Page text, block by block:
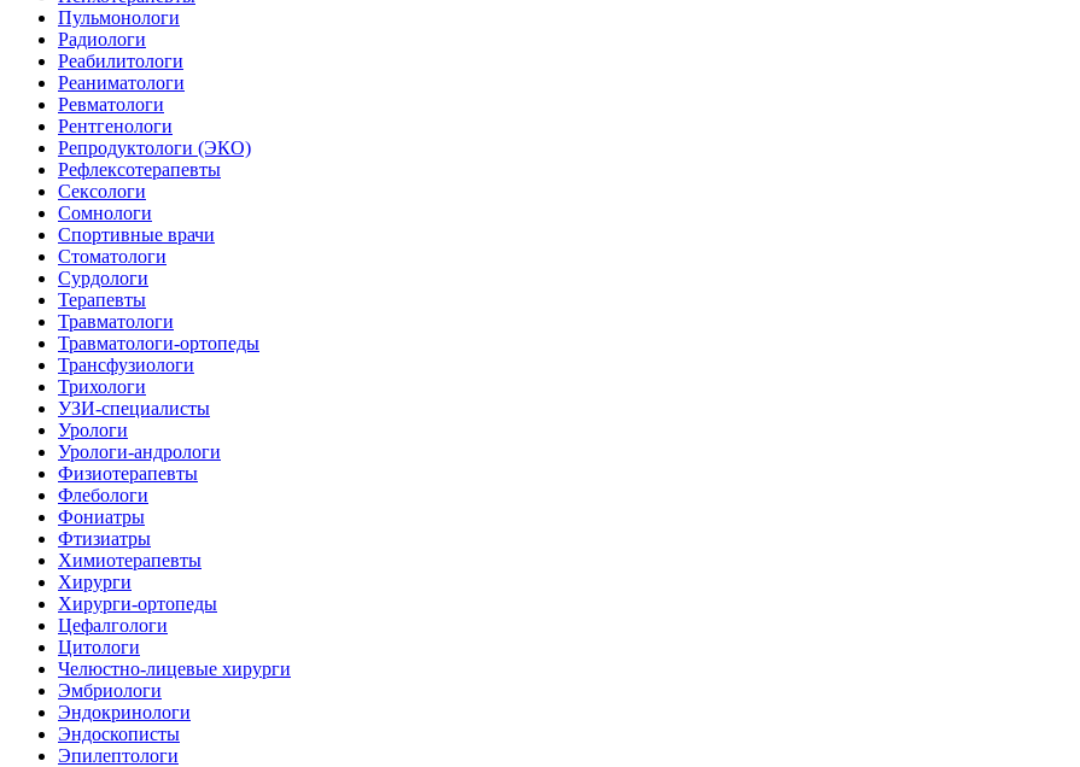
Пульмонологи
Радиологи
Реабилитологи
Реаниматологи
Ревматологи
Рентгенологи
Репродуктологи (ЭКО)
Рефлексотерапевты
Сексологи
Сомнологи
Спортивные врачи
Стоматологи
Сурдологи
Терапевты
Травматологи
Травматологи-ортопеды
Трансфузиологи
Трихологи
УЗИ-специалисты
Урологи
Урологи-андрологи
Физиотерапевты
Флебологи
Фониатры
Фтизиатры
Химиотерапевты
Хирурги
Хирурги-ортопеды
Цефалгологи
Цитологи
Челюстно-лицевые хирурги
Эмбриологи
Эндокринологи
Эндоскописты
Эпилептологи